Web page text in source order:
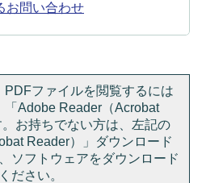
お問い合わせ
PDFファイルを閲覧するには
「Adobe Reader（Acrobat
お持ちでない方は、左記の
Reader）」ダウンロード
ソフトウェアをダウンロード
ださい。